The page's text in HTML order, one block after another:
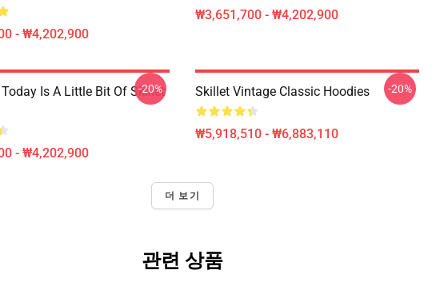
- ₩4,202,900
₩3,651,700 - ₩4,202,900
Is A Little Bit Of Skillet
- ₩4,202,900
-20% Skillet Vintage Classic Hoodies
₩5,918,510 - ₩6,883,110
-20%
더 보기
관련 상품